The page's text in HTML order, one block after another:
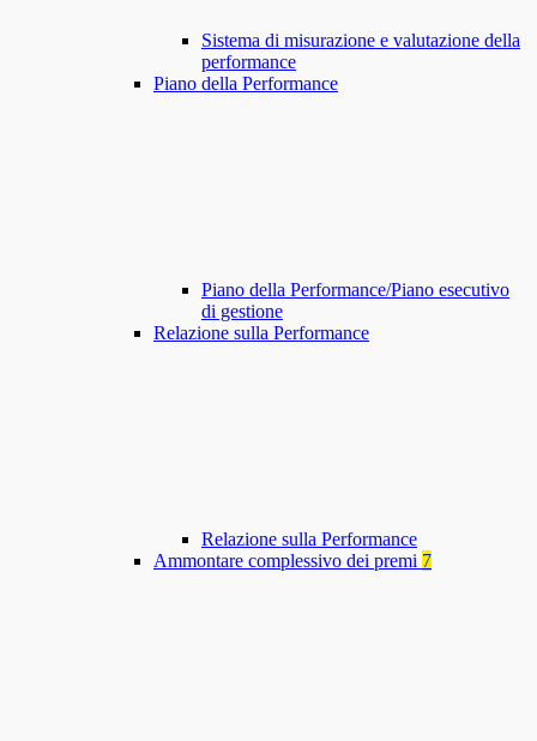
Sistema di misurazione e valutazione della
performance
Piano della Performance
Piano della Performance/Piano esecutivo
di gestione
Relazione sulla Performance
Relazione sulla Performance
Ammontare complessivo dei premi 7